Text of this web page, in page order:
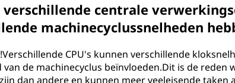
verschillende centrale
machinecyclussnelheden
CPU's kunnen verschillende
van de machinecyclus beïnvloeden.Dit is de
dan andere en kunnen meer veeleisende taken